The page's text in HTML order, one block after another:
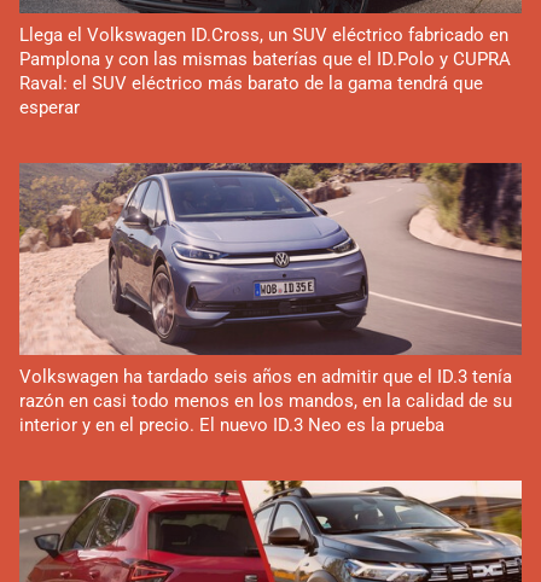
Llega el Volkswagen ID.Cross, un SUV eléctrico fabricado en
Pamplona y con las mismas baterías que el ID.Polo y CUPRA
Raval: el SUV eléctrico más barato de la gama tendrá que
esperar
Volkswagen ha tardado seis años en admitir que el ID.3 tenía
razón en casi todo menos en los mandos, en la calidad de su
interior y en el precio. El nuevo ID.3 Neo es la prueba